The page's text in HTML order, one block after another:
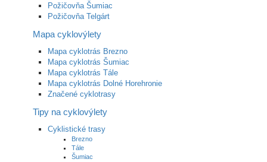
Požičovňa Šumiac
Požičovňa Telgárt
Mapa cyklovýlety
Mapa cyklotrás Brezno
Mapa cyklotrás Šumiac
Mapa cyklotrás Tále
Mapa cyklotrás Dolné Horehronie
Značené cyklotrasy
Tipy na cyklovýlety
Cyklistické trasy
Brezno
Tále
Šumiac